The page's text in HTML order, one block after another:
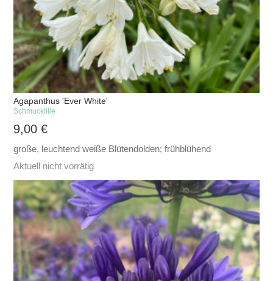
Agapanthus 'Ever White'
Schmucklilie
9,00€
große, leuchtend weiße Blütendolden; frühblühend
Aktuell nicht vorrätig